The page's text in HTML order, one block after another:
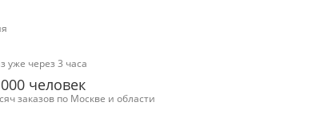
уже через 3 часа
человек
заказов по Москве и области